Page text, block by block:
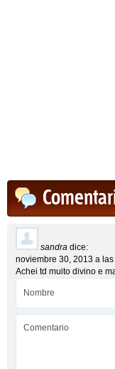
sandra dice:
noviembre 30, 2013 a
Achei td muito divino e